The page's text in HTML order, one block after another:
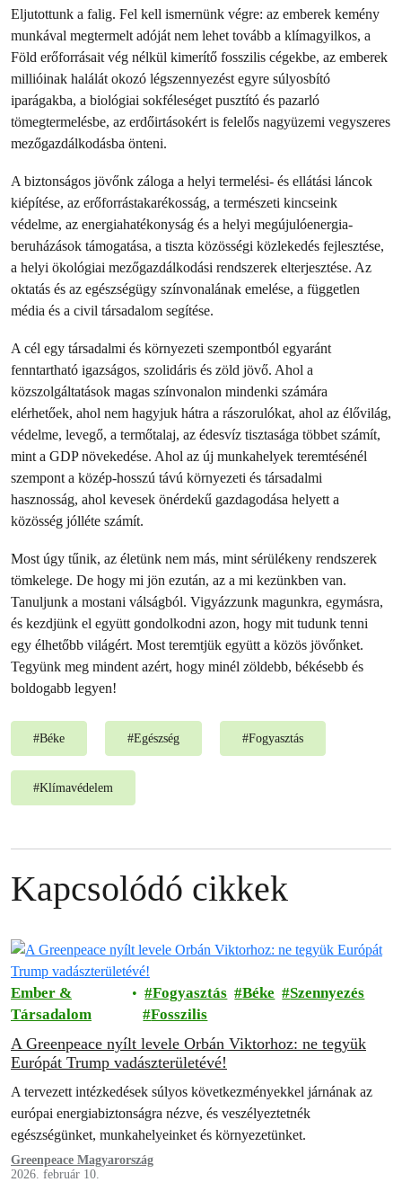
Eljutottunk a falig. Fel kell ismernünk végre: az emberek kemény
munkával megtermelt adóját nem lehet tovább a klímagyilkos, a
Föld erőforrásait vég nélkül kimerítő fosszilis cégekbe, az emberek
millióinak halálát okozó légszennyezést egyre súlyosbító
iparágakba, a biológiai sokféleséget pusztító és pazarló
tömegtermelésbe, az erdőirtásokért is felelős nagyüzemi vegyszeres
mezőgazdálkodásba önteni.
A biztonságos jövőnk záloga a helyi termelési- és ellátási láncok
kiépítése, az erőforrástakarékosság, a természeti kincseink
védelme, az energiahatékonyság és a helyi megújulóenergia-
beruházások támogatása, a tiszta közösségi közlekedés fejlesztése,
a helyi ökológiai mezőgazdálkodási rendszerek elterjesztése. Az
oktatás és az egészségügy színvonalának emelése, a független
média és a civil társadalom segítése.
A cél egy társadalmi és környezeti szempontból egyaránt
fenntartható igazságos, szolidáris és zöld jövő. Ahol a
közszolgáltatások magas színvonalon mindenki számára
elérhetőek, ahol nem hagyjuk hátra a rászorulókat, ahol az élővilág,
védelme, levegő, a termőtalaj, az édesvíz tisztasága többet számít,
mint a GDP növekedése. Ahol az új munkahelyek teremtésénél
szempont a közép-hosszú távú környezeti és társadalmi
hasznosság, ahol kevesek önérdekű gazdagodása helyett a
közösség jólléte számít.
Most úgy tűnik, az életünk nem más, mint sérülékeny rendszerek
tömkelege. De hogy mi jön ezután, az a mi kezünkben van.
Tanuljunk a mostani válságból. Vigyázzunk magunkra, egymásra,
és kezdjünk el együtt gondolkodni azon, hogy mit tudunk tenni
egy élhetőbb világért. Most teremtjük együtt a közös jövőnket.
Tegyünk meg mindent azért, hogy minél zöldebb, békésebb és
boldogabb legyen!
#Béke #Egészség #Fogyasztás
#Klímavédelem
Kapcsolódó cikkek
Ember &
Társadalom
Fogyasztás Béke
Szennyezés
Fosszilis
A Greenpeace nyílt levele Orbán Viktorhoz: ne tegyük
Európát Trump vadászterületévé!
A tervezett intézkedések súlyos következményekkel járnának az
európai energiabiztonságra nézve, és veszélyeztetnék
egészségünket, munkahelyeinket és környezetünket.
Greenpeace Magyarország
2026. február 10.